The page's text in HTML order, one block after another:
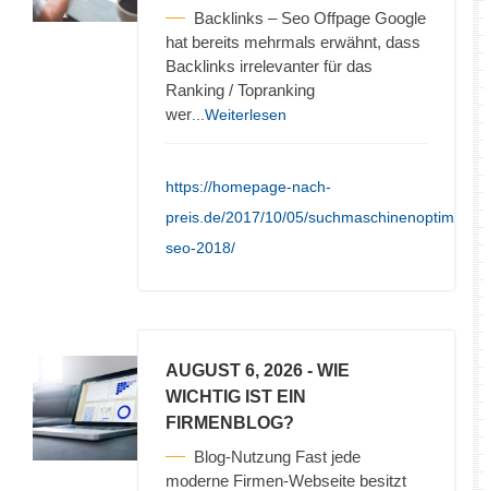
Backlinks – Seo Offpage Google
hat bereits mehrmals erwähnt, dass
Backlinks irrelevanter für das
Ranking / Topranking
wer ...Weiterlesen
https://homepage-nach-
preis.de/2017/10/05/
seo-2018/
AUGUST 6, 2026 - WIE
WICHTIG IST EIN
FIRMENBLOG?
Blog-Nutzung Fast jede
moderne Firmen-Webseite besitzt